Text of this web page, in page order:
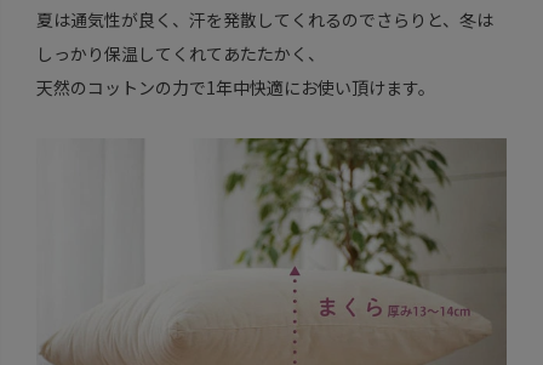
夏は通気性が良く、汗を発散してくれるのでさらりと、冬は
しっかり保温してくれてあたたかく、
天然のコットンの力で1年中快適にお使い頂けます。